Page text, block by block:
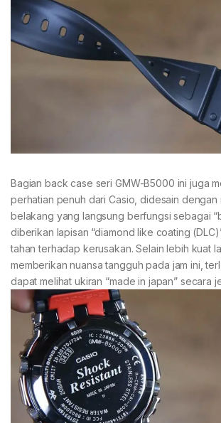
Bagian back case seri GMW-B5000 ini juga
perhatian penuh dari Casio, didesain dengan
belakang yang langsung berfungsi sebagai
diberikan lapisan “diamond like coating
tahan terhadap kerusakan. Selain lebih kuat
memberikan nuansa tangguh pada jam ini,
dapat melihat ukiran “made in japan” secara